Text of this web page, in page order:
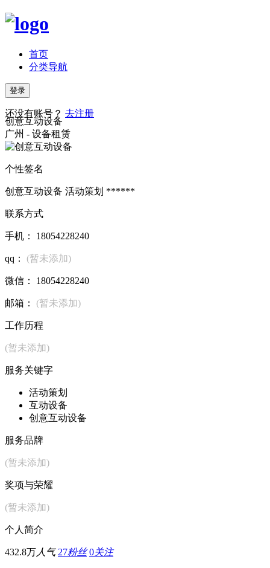
首页
分类导航
登录
还没有账号？ 去注册
创意互动设备
广州 - 设备租赁
个性签名
创意互动设备 活动策划 ******
联系方式
手机： 18054228240
qq： (暂未添加)
微信： 18054228240
邮箱： (暂未添加)
工作历程
(暂未添加)
服务关键字
活动策划
互动设备
创意互动设备
服务品牌
(暂未添加)
奖项与荣耀
(暂未添加)
个人简介
432.8万 人气 27粉丝 0关注